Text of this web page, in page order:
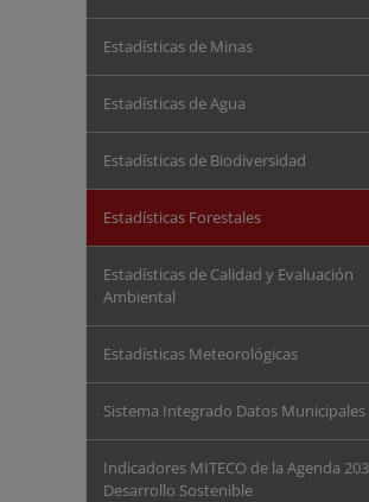
Estadísticas de Minas
Estadísticas de Agua
Estadísticas de Biodiversidad
Estadísticas Forestales
Estadísticas de Calidad y Evaluación
Ambiental
Estadísticas Meteorológicas
Sistema Integrado Datos Municipales
Indicadores MITECO de la Agenda
Desarrollo Sostenible